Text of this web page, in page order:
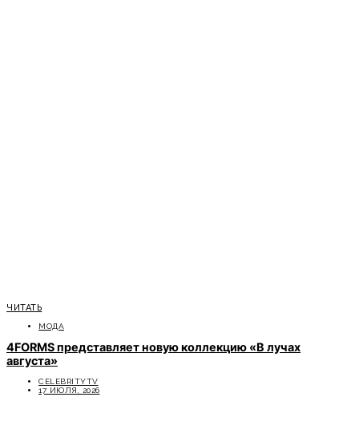
ЧИТАТЬ
МОДА
4FORMS представляет новую коллекцию «В лучах
августа»
CELEBRITYTV
17 ИЮЛЯ, 2026